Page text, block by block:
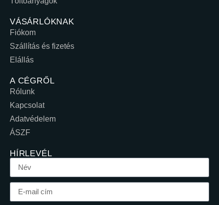
VÁSÁRLÓKNAK
Fiókom
Szállítás és fizetés
Elállás
A CÉGRŐL
Rólunk
Kapcsolat
Adatvédelem
ÁSZF
HÍRLEVÉL